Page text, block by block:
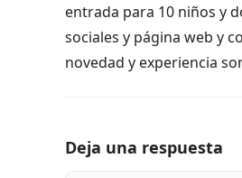
entrada para 10 niños y
sociales y página web y
novedad y experiencia
Deja una respuesta